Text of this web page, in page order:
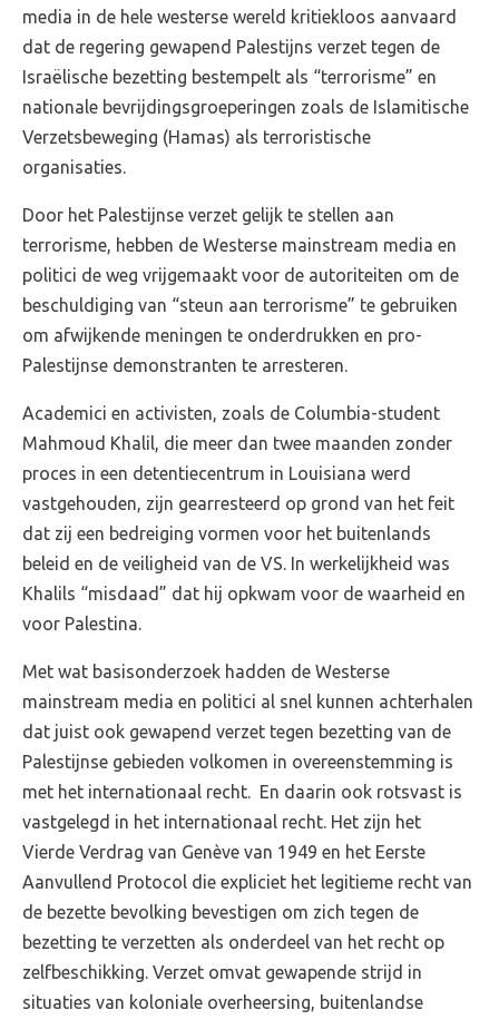
media in de hele westerse wereld kritiekloos aanvaard
dat de regering gewapend Palestijns verzet tegen de
Israëlische bezetting bestempelt als “terrorisme” en
nationale bevrijdingsgroeperingen zoals de Islamitische
Verzetsbeweging (Hamas) als terroristische
organisaties.
Door het Palestijnse verzet gelijk te stellen aan
terrorisme, hebben de Westerse mainstream media en
politici de weg vrijgemaakt voor de autoriteiten om de
beschuldiging van “steun aan terrorisme” te gebruiken
om afwijkende meningen te onderdrukken en pro-
Palestijnse demonstranten te arresteren.
Academici en activisten, zoals de Columbia-student
Mahmoud Khalil, die meer dan twee maanden zonder
proces in een detentiecentrum in Louisiana werd
vastgehouden, zijn gearresteerd op grond van het feit
dat zij een bedreiging vormen voor het buitenlands
beleid en de veiligheid van de VS. In werkelijkheid was
Khalils “misdaad” dat hij opkwam voor de waarheid en
voor Palestina.
Met wat basisonderzoek hadden de Westerse
mainstream media en politici al snel kunnen achterhalen
dat juist ook gewapend verzet tegen bezetting van de
Palestijnse gebieden volkomen in overeenstemming is
met het internationaal recht. En daarin ook rotsvast is
vastgelegd in het internationaal recht. Het zijn het
Vierde Verdrag van Genève van 1949 en het Eerste
Aanvullend Protocol die expliciet het legitieme recht van
de bezette bevolking bevestigen om zich tegen de
bezetting te verzetten als onderdeel van het recht op
zelfbeschikking. Verzet omvat gewapende strijd in
situaties van koloniale overheersing, buitenlandse